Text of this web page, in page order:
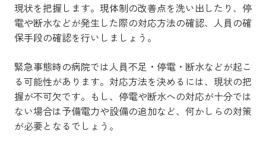
現状を把握します。現体制の改善点を洗い出したり、停
電や断水などが発生した際の対応方法の確認、人員の確
保手段の確認を行いしましょう。
緊急事態時の病院では人員不足・停電・断水などが起こ
る可能性があります。対応方法を決めるには、現状の把
握が不可欠です。もし、停電や断水への対応が十分では
ない場合は予備電力や設備の追加など、何かしらの対策
が必要となるでしょう。